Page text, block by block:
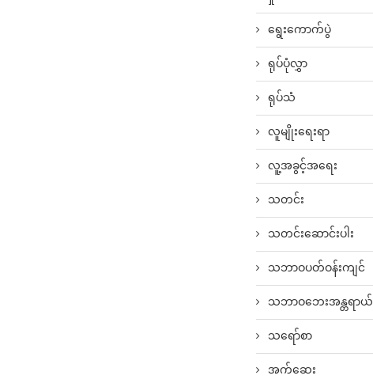
ရွေးကောက်ပွဲ
ရုပ်ပုံလွှာ
ရုပ်သံ
လူမျိုးရေးရာ
လူ့အခွင့်အရေး
သတင်း
သတင်းဆောင်းပါး
သဘာဝပတ်ဝန်းကျင်
သဘာဝဘေးအန္တရာယ်
သရော်စာ
အက်ဆေး